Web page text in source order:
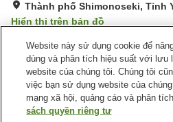
Thành phố Shimonoseki, Tỉnh
Hiển thị trên bản đồ
Rất tốt Đánh giá:272 lượt
Tiện nghi chỗ nghỉ
Wi-Fi
Quầy izakaya
Website này sử dụng cookie để
dùng và phân tích hiệu suất với lưu
website của chúng tôi. Chúng tôi
việc bạn sử dụng website của
mạng xã hội, quảng cáo và phân
sách quyền riêng tư